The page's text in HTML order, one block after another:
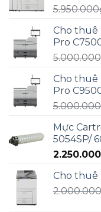
5.950.000
Cho thuê
Pro
5.000.000
Cho thuê
Pro
5.000.000
Mực
5054SP/
2.250.000
Cho thuê
2.000.000